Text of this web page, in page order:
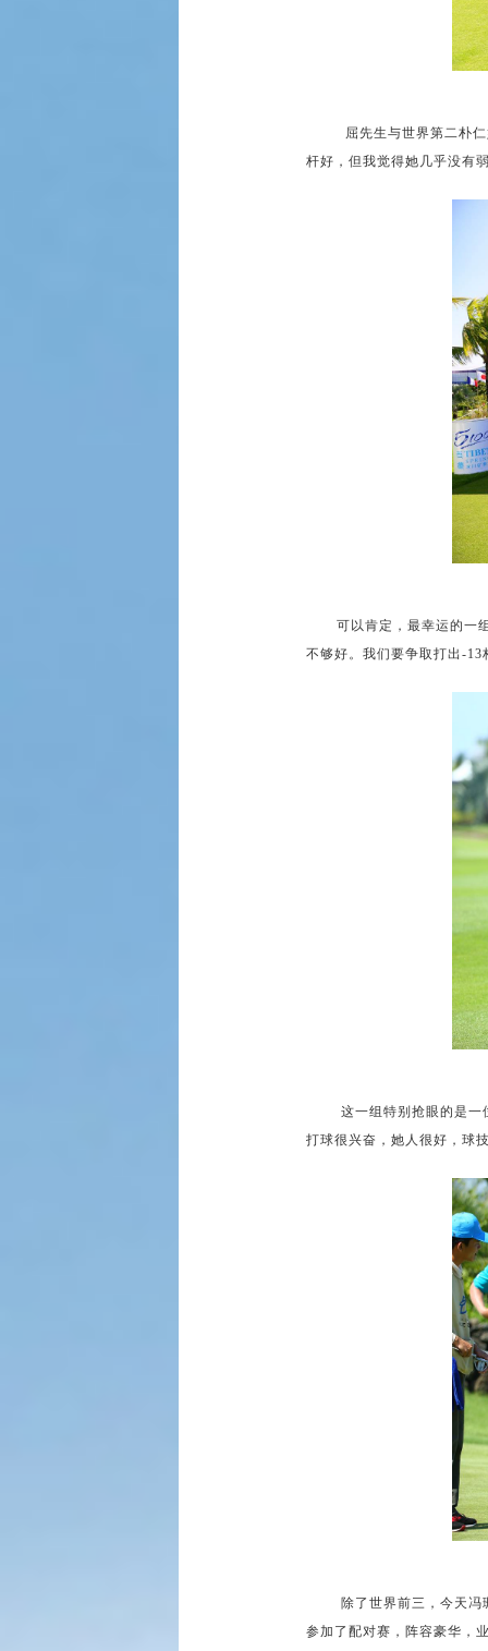
屈先生与世界第二朴
杆好，但我觉得她几乎没有
可以肯定，最幸运的一
不够好。我们要争取打出-13
这一组特别抢眼的是一
打球很兴奋，她人很好，球
除了世界前三，今天
参加了配对赛，阵容豪华，